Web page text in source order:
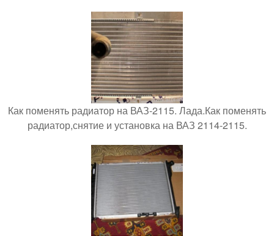
Как поменять радиатор на ВАЗ-2115. Лада.Как поменять
радиатор,снятие и установка на ВАЗ 2114-2115.